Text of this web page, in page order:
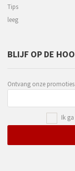
Tips
leeg
BLIJF OP DE
Ontvang onze
Ik